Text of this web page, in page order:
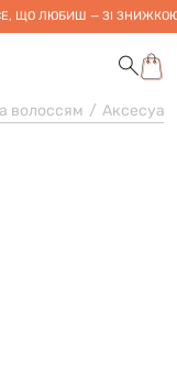
ЩО ЛЮБИШ — ЗІ
волоссям